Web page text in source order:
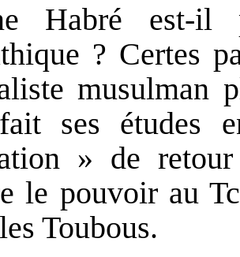
Habré est-il
? Certes
musulman
ses études
» de
le pouvoir au
Toubous.